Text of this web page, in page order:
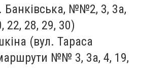
Банківська, №№2, 3, 3а,
22, 28, 29, 30)
(вул. Тараса
№№ 3, 3а, 4, 19,